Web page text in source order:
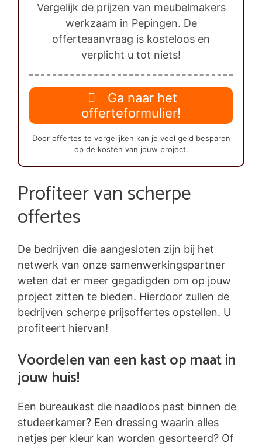
Vergelijk de prijzen van meubelmakers
werkzaam in Pepingen. De
offerteaanvraag is kosteloos en
verplicht u tot niets!
Ga naar het
offerteformulier!
Door offertes te vergelijken kan je veel geld besparen
op de kosten van jouw project.
Profiteer van scherpe
offertes
De bedrijven die aangesloten zijn bij het
netwerk van onze samenwerkingspartner
weten dat er meer gegadigden om op jouw
project zitten te bieden. Hierdoor zullen de
bedrijven scherpe prijsoffertes opstellen. U
profiteert hiervan!
Voordelen van een kast op maat in
jouw huis!
Een bureaukast die naadloos past binnen de
studeerkamer? Een dressing waarin alles
netjes per kleur kan worden gesorteerd? Of